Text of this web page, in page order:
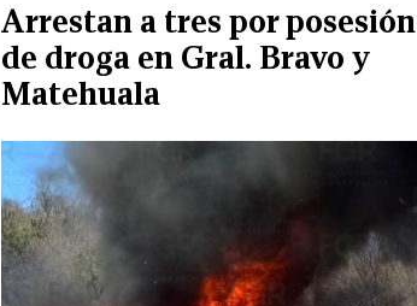
Arrestan a tres por posesión
de droga en Gral. Bravo y
Matehuala